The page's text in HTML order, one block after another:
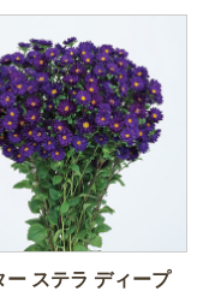
ー ステラ ディープ